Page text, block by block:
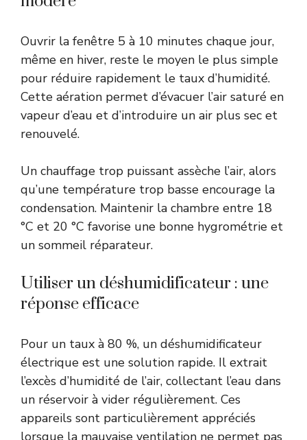
Ouvrir la fenêtre 5 à 10 minutes chaque jour,
même en hiver, reste le moyen le plus simple
pour réduire rapidement le taux d’humidité.
Cette aération permet d’évacuer l’air saturé en
vapeur d’eau et d’introduire un air plus sec et
renouvelé.
Un chauffage trop puissant assèche l’air, alors
qu’une température trop basse encourage la
condensation. Maintenir la chambre entre 18
°C et 20 °C favorise une bonne hygrométrie et
un sommeil réparateur.
Utiliser un déshumidificateur : une
réponse efficace
Pour un taux à 80 %, un déshumidificateur
électrique est une solution rapide. Il extrait
l’excès d’humidité de l’air, collectant l’eau dans
un réservoir à vider régulièrement. Ces
appareils sont particulièrement appréciés
lorsque la mauvaise ventilation ne permet pas